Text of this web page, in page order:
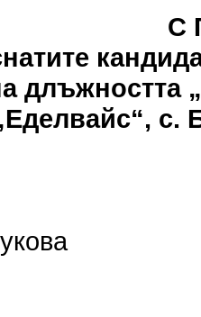
С
длъжността